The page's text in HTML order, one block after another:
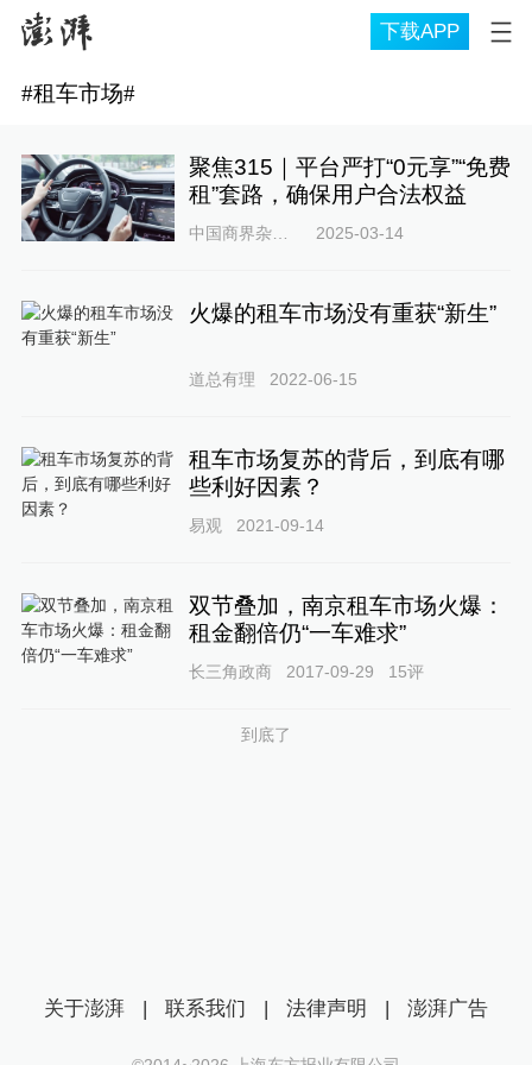
下载APP
#租车市场#
聚焦315｜平台严打“0元享”“免费
租”套路，确保用户合法权益
中国商界杂志社 2025-03-14
火爆的租车市场没有重获“新生”
道总有理 2022-06-15
租车市场复苏的背后，到底有哪
些利好因素？
易观 2021-09-14
双节叠加，南京租车市场火爆：
租金翻倍仍“一车难求”
长三角政商 2017-09-29 15评
到底了
关于澎湃 | 联系我们 | 法律声明 | 澎湃广告